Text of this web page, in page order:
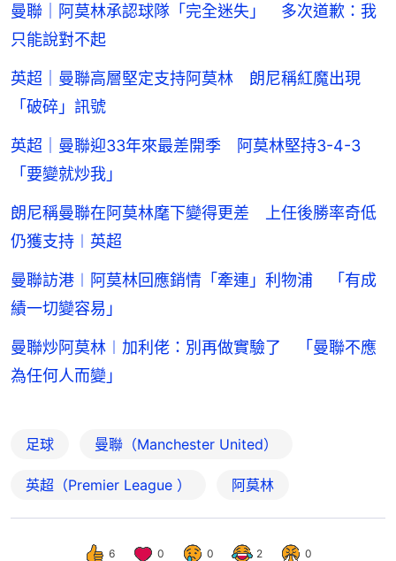
曼聯｜阿莫林承認球隊「完全迷失」 多次道歉：我
只能說對不起
英超｜曼聯高層堅定支持阿莫林 朗尼稱紅魔出現
「破碎」訊號
英超｜曼聯迎33年來最差開季 阿莫林堅持3-4-3
「要變就炒我」
朗尼稱曼聯在阿莫林麾下變得更差 上任後勝率奇低
仍獲支持︱英超
曼聯訪港︱阿莫林回應銷情「牽連」利物浦 「有成
績一切變容易」
曼聯炒阿莫林︱加利佬：別再做實驗了 「曼聯不應
為任何人而變」
足球 曼聯（Manchester United）
英超（Premier League ） 阿莫林
6 0 0 2 0